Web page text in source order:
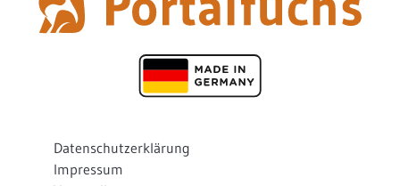
Datenschutzerklärung
Impressum